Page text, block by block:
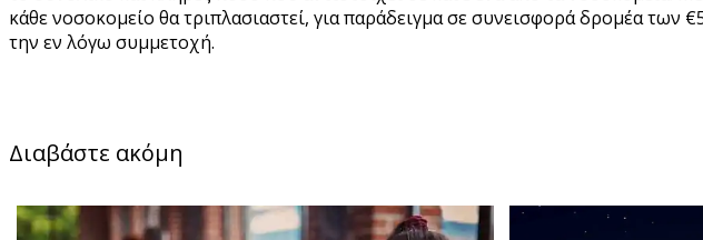
κάθε νοσοκομείο θα τριπλασιαστεί, για παράδειγμα σε συνεισφορά δρομέα των
την εν λόγω συμμετοχή.
Διαβάστε ακόμη